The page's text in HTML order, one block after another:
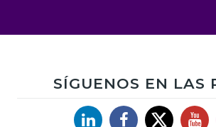
SÍGUENOS EN LAS
LinkedinFacebook
X